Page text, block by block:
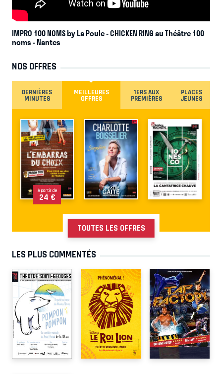
IMPRO 100 NOMS by La Poule - CHICKEN RING au Théâtre 100
noms- Nantes
NOS OFFRES
DERNIÈRES
MINUTES
MEILLEURES
OFFRES
1ERS AUX
PREMIÈRES
PLACES
JEUNES
À partir de
24 €
TOUTES LES OFFRES
LES PLUS COMMENTÉS